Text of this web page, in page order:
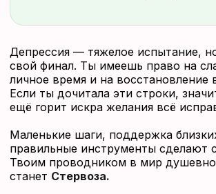
Депрессия — тяжелое испытание,
свой финал. Ты имеешь право на
личное время и на восстановление
Если ты дочитала эти строки,
ещё горит искра желания всё
Маленькие шаги, поддержка
правильные инструменты сделают
Твоим проводником в мир
станет Стервоза.